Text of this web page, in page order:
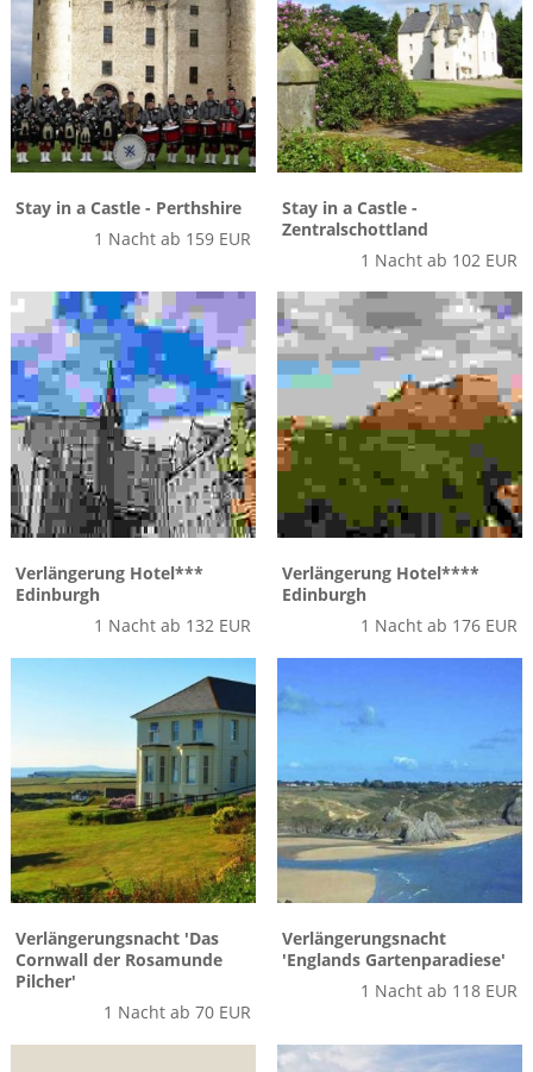
Stay in a Castle - Perthshire
1 Nacht ab 159 EUR
Stay in a Castle -
Zentralschottland
1 Nacht ab 102 EUR
Verlängerung Hotel***
Edinburgh
1 Nacht ab 132 EUR
Verlängerung Hotel****
Edinburgh
1 Nacht ab 176 EUR
Verlängerungsnacht 'Das
Cornwall der Rosamunde
Pilcher'
1 Nacht ab 70 EUR
Verlängerungsnacht
'Englands Gartenparadiese'
1 Nacht ab 118 EUR